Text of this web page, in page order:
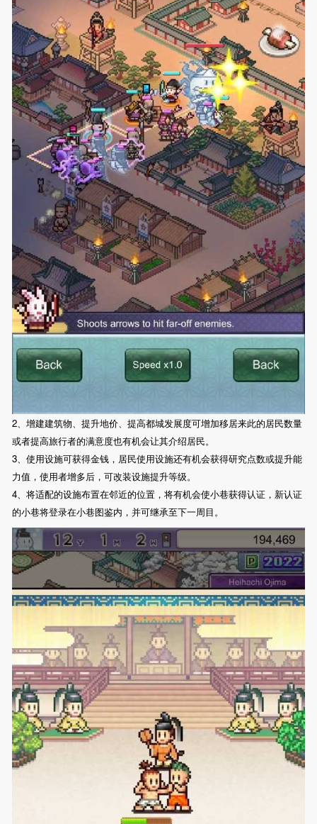
2、增建建筑物、提升地价、提高都城发展度可增加移居来此的居民数量
或者提高旅行者的满意度也有机会让其介绍居民。
3、使用设施可获得金钱，居民使用设施还有机会获得研究点数或提升能
力值，使用者增多后，可改装设施提升等级。
4、将适配的设施布置在邻近的位置，将有机会使小巷获得认证，新认证
的小巷将登录在小巷图鉴内，并可继承至下一周目。